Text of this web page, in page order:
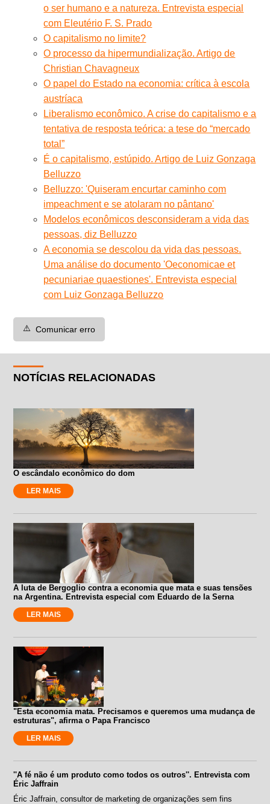
o ser humano e a natureza. Entrevista especial
com Eleutério F. S. Prado
O capitalismo no limite?
O processo da hipermundialização. Artigo de
Christian Chavagneux
O papel do Estado na economia: crítica à escola
austríaca
Liberalismo econômico. A crise do capitalismo e a
tentativa de resposta teórica: a tese do “mercado
total”
É o capitalismo, estúpido. Artigo de Luiz Gonzaga
Belluzzo
Belluzzo: 'Quiseram encurtar caminho com
impeachment e se atolaram no pântano'
Modelos econômicos desconsideram a vida das
pessoas, diz Belluzzo
A economia se descolou da vida das pessoas.
Uma análise do documento 'Oeconomicae et
pecuniariae quaestiones'. Entrevista especial
com Luiz Gonzaga Belluzzo
⚠️ Comunicar erro
NOTÍCIAS RELACIONADAS
O escândalo econômico do dom
LER MAIS
A luta de Bergoglio contra a economia que mata e suas tensões
na Argentina. Entrevista especial com Eduardo de la Serna
LER MAIS
"Esta economia mata. Precisamos e queremos uma mudança de
estruturas", afirma o Papa Francisco
LER MAIS
''A fé não é um produto como todos os outros''. Entrevista com
Éric Jaffrain
Éric Jaffrain, consultor de marketing de organizações sem fins